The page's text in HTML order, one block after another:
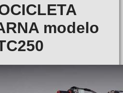
modelo